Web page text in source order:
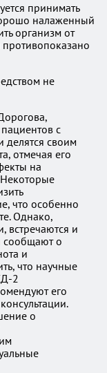
принимать
налаженный
организм от
не
с
делятся своим
отмечая его
на
что особенно
Однако,
встречаются и
сообщают о
и
что научные
2
его
о